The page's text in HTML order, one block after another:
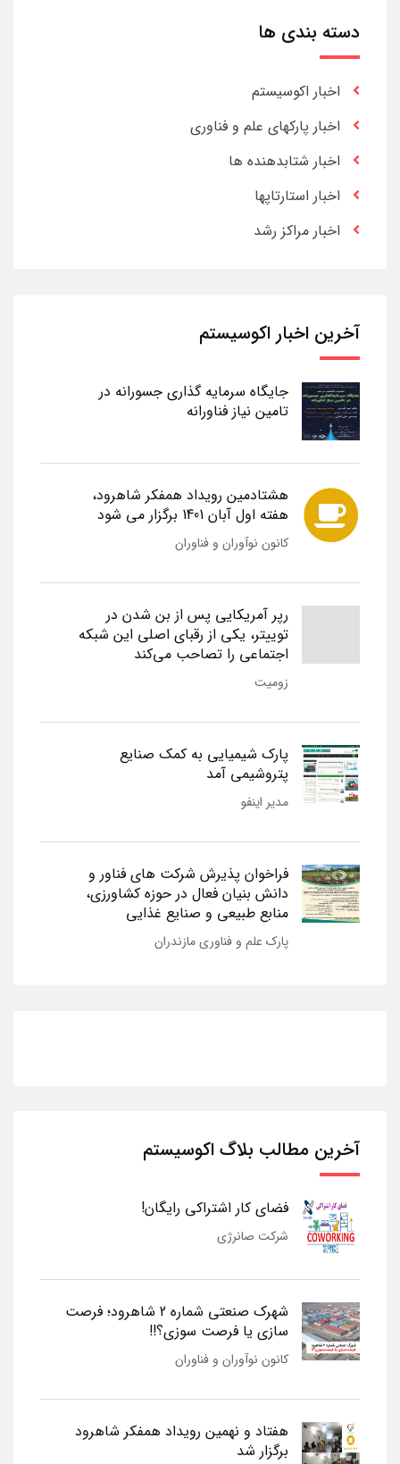
دسته بندی ها
اخبار اکوسیستم
اخبار پارکهای علم و فناوری
اخبار شتابدهنده ها
اخبار استارتاپها
اخبار مراکز رشد
آخرین اخبار اکوسیستم
جایگاه سرمایه گذاری جسورانه در
تامین نیاز فناورانه
هشتادمین رویداد همفکر شاهرود،
هفته اول آبان 1401 برگزار می شود
کانون نوآوران و فناوران
رپر آمریکایی پس از بن شدن در
توییتر، یکی از رقبای اصلی این شبکه
اجتماعی را تصاحب می‌کند
زومیت
پارک شیمیایی به کمک صنایع
پتروشیمی آمد
مدیر اینفو
فراخوان پذیرش شرکت های فناور و
دانش بنیان فعال در حوزه کشاورزی،
منابع طبیعی و صنایع غذایی
پارک علم و فناوری مازندران
آخرین مطالب بلاگ اکوسیستم
فضای کار اشتراکی رایگان!
شرکت صانرژی
شهرک صنعتی شماره 2 شاهرود؛ فرصت
سازی یا فرصت سوزی؟!!
کانون نوآوران و فناوران
هفتاد و نهمین رویداد همفکر شاهرود
برگزار شد